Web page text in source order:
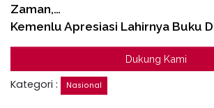
Zaman,…
Kemenlu Apresiasi Lahirnya Buku
Dukung Kami
Kategori : Nasional